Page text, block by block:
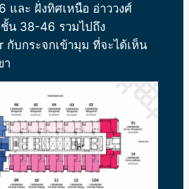
และ ฝั่งทิศเหนือ อ่าววงศ์
น 38-46 รวมไปถึง
กับกระจกเข้ามุม ที่จะได้เห็น
า